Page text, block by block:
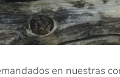
en nuestras